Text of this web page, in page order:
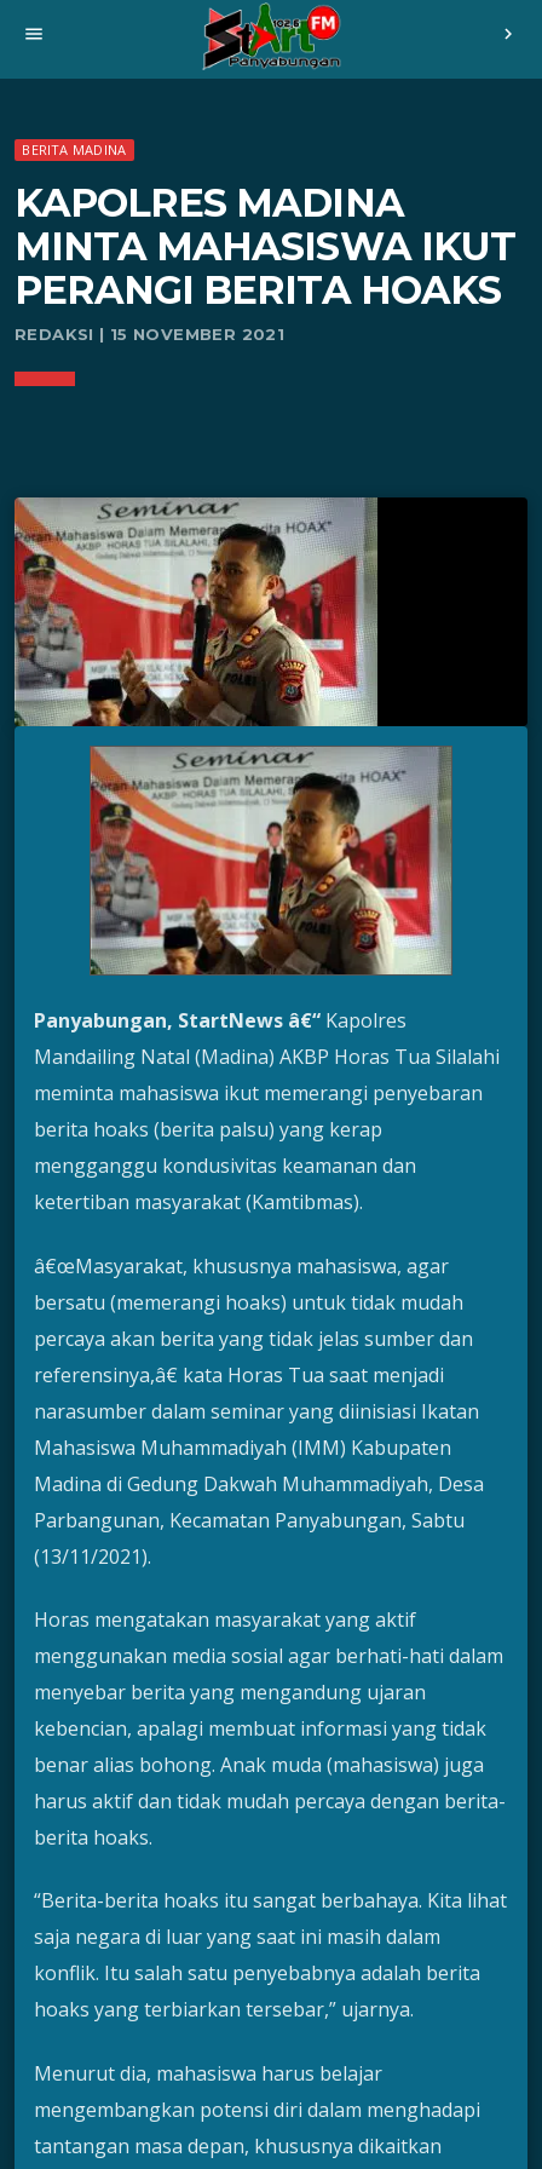
menu chevron_right
BERITA MADINA
KAPOLRES MADINA
MINTA MAHASISWA IKUT
PERANGI BERITA HOAKS
REDAKSI | 15 NOVEMBER 2021
Panyabungan, StartNews â€“ Kapolres
Mandailing Natal (Madina) AKBP Horas Tua Silalahi
meminta mahasiswa ikut memerangi penyebaran
berita hoaks (berita palsu) yang kerap
mengganggu kondusivitas keamanan dan
ketertiban masyarakat (Kamtibmas).
â€œMasyarakat, khususnya mahasiswa, agar
bersatu (memerangi hoaks) untuk tidak mudah
percaya akan berita yang tidak jelas sumber dan
referensinya,â€ kata Horas Tua saat menjadi
narasumber dalam seminar yang diinisiasi Ikatan
Mahasiswa Muhammadiyah (IMM) Kabupaten
Madina di Gedung Dakwah Muhammadiyah, Desa
Parbangunan, Kecamatan Panyabungan, Sabtu
(13/11/2021).
Horas mengatakan masyarakat yang aktif
menggunakan media sosial agar berhati-hati dalam
menyebar berita yang mengandung ujaran
kebencian, apalagi membuat informasi yang tidak
benar alias bohong. Anak muda (mahasiswa) juga
harus aktif dan tidak mudah percaya dengan berita-
berita hoaks.
“Berita-berita hoaks itu sangat berbahaya. Kita lihat
saja negara di luar yang saat ini masih dalam
konflik. Itu salah satu penyebabnya adalah berita
hoaks yang terbiarkan tersebar,” ujarnya.
Menurut dia, mahasiswa harus belajar
mengembangkan potensi diri dalam menghadapi
tantangan masa depan, khususnya dikaitkan